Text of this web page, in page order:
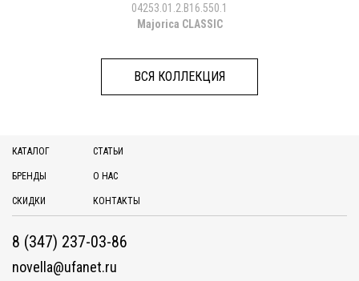
04253.01.2.B16.550.1
Majorica CLASSIC
ВСЯ КОЛЛЕКЦИЯ
КАТАЛОГ
БРЕНДЫ
СКИДКИ
СТАТЬИ
О НАС
КОНТАКТЫ
8 (347) 237-03-86
novella@ufanet.ru